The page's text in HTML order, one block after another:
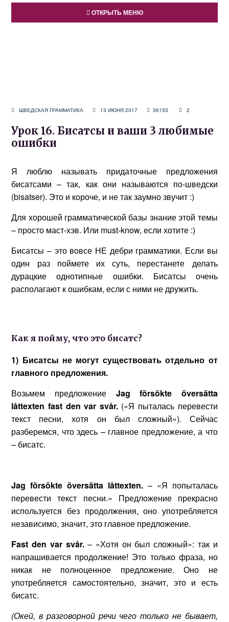
ОТКРЫТЬ МЕНЮ
ШВЕДСКАЯ ГРАММАТИКА 13 ИЮНЯ 2017 36153 2
Урок 16. Бисатсы и ваши 3 любимые
ошибки
Я люблю называть придаточные предложения
бисатсами – так, как они называются по-шведски
(bisatser). Это и короче, и не так заумно звучит :)
Для хорошей грамматической базы знание этой темы
– просто маст-хэв. Или must-know, если хотите :)
Бисатсы – это вовсе НЕ дебри грамматики. Если вы
один раз поймете их суть, перестанете делать
дурацкие однотипные ошибки. Бисатсы очень
располагают к ошибкам, если с ними не дружить.
Как я пойму, что это бисатс?
1) Бисатсы не могут существовать отдельно от
главного предложения.
Возьмем предложение Jag försökte översätta
låttextenfast den var svår. («Я пыталась перевести
текст песни, хотя он был сложный»). Сейчас
разберемся, что здесь – главное предложение, а что
– бисатс.
Jag försökte översätta låttexten. – «Я попыталась
перевести текст песни.» Предложение прекрасно
используется без продолжения, оно употребляется
независимо, значит, это главное предложение.
Fast den var svår.– «Хотя он был сложный»: так и
напрашивается продолжение! Это только фраза, но
никак не полноценное предложение. Оно не
употребляется самостоятельно, значит, это и есть
бисатс.
(Окей, в разговорной речи чего только не бывает,